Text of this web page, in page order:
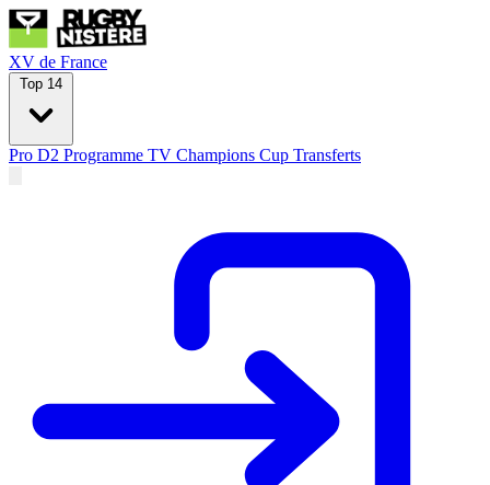
XV de France
Top 14
Pro D2 Programme TV Champions Cup Transferts